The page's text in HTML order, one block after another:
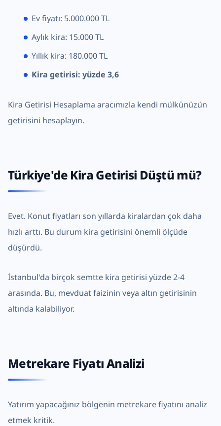
Ev fiyatı: 5.000.000 TL
Aylık kira: 15.000 TL
Yıllık kira: 180.000 TL
Kira getirisi: yüzde 3,6
Kira Getirisi Hesaplama aracımızla kendi mülkünüzün
getirisini hesaplayın.
Türkiye'de Kira Getirisi Düştü mü?
Evet. Konut fiyatları son yıllarda kiralardan çok daha
hızlı arttı. Bu durum kira getirisini önemli ölçüde
düşürdü.
İstanbul'da birçok semtte kira getirisi yüzde 2-4
arasında. Bu, mevduat faizinin veya altın getirisinin
altında kalabiliyor.
Metrekare Fiyatı Analizi
Yatırım yapacağınız bölgenin metrekare fiyatını analiz
etmek kritik.